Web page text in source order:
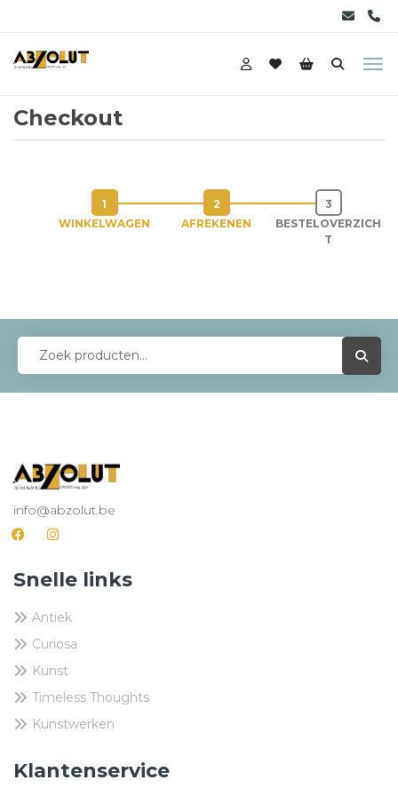
Checkout
WINKELWAGEN AFREKENEN
BESTELOVERZICH
T
info@abzolut.be
Snelle links
Antiek
Curiosa
Kunst
Timeless Thoughts
Kunstwerken
Klantenservice